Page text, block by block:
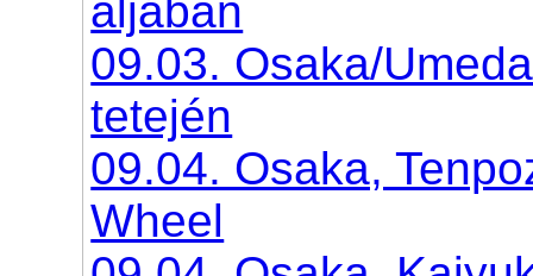
aljában
09.03. Osaka/
tetején
09.04. Osaka,
Wheel